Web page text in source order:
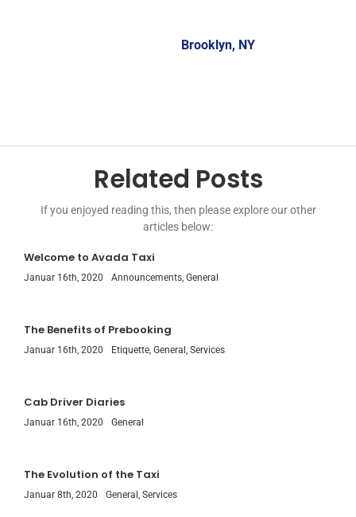
Brooklyn, NY
Related Posts
If you enjoyed reading this, then please explore our other
articles below:
Welcome to Avada Taxi
Januar 16th, 2020 Announcements, General
The Benefits of Prebooking
Januar 16th, 2020 Etiquette, General , Services
Cab Driver Diaries
Januar 16th, 2020 General
The Evolution of the Taxi
Januar 8th, 2020 General , Services